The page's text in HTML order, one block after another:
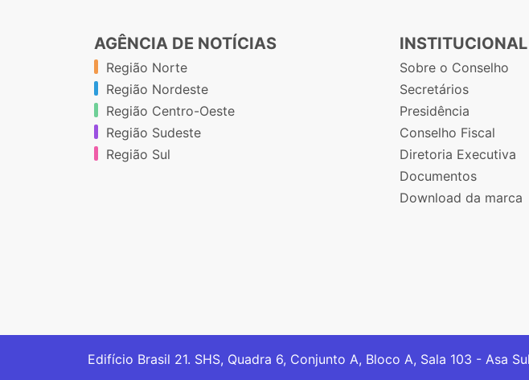
AGÊNCIA DE NOTÍCIAS
Região Norte
Região Nordeste
Região Centro-Oeste
Região Sudeste
Região Sul
INSTITUCIONAL
Sobre o Conselho
Secretários
Presidência
Conselho Fiscal
Diretoria Executiva
Documentos
Download da marca
Edifício Brasil 21. SHS, Quadra 6, Conjunto A, Bloco A, Sala 103 - Asa